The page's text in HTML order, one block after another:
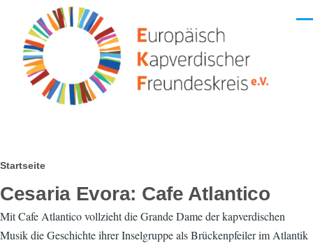
Direkt zum Inhalt
Pfadnavigation
Startseite
Cesaria Evora: Cafe Atlantico
Mit Cafe Atlantico vollzieht die Grande Dame der kapverdischen
Musik die Geschichte ihrer Inselgruppe als Brückenpfeiler im Atlantik